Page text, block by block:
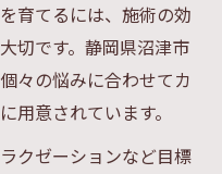
を確認するポイン
望を照らし合わせ
ステ選びの基準
育てるには、施術の効
切です。静岡県沼津市
々の悩みに合わせてカ
用意されています。
クゼーションなど目標